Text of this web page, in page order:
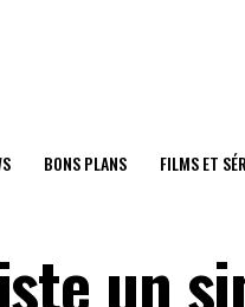
BONS PLANS FILMS ET
un